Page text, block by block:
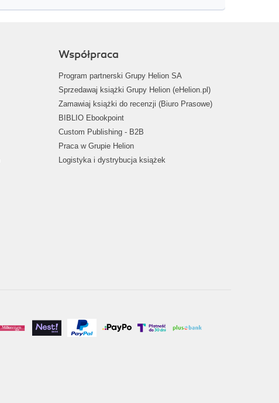
Współpraca
Program partnerski Grupy Helion SA
Sprzedawaj książki Grupy Helion (eHelion.pl)
Zamawiaj książki do recenzji (Biuro Prasowe)
BIBLIO Ebookpoint
Custom Publishing - B2B
Praca w Grupie Helion
Logistyka i dystrybucja książek